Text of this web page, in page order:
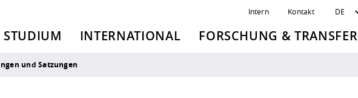
Intern Kontakt DE
STUDIUM INTERNATIONAL FORSCHUNG & TRANSFER
und Satzungen